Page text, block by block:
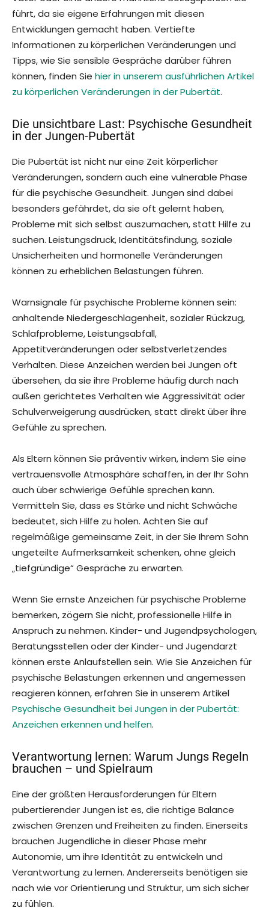
führt, da sie eigene Erfahrungen mit diesen
Entwicklungen gemacht haben. Vertiefte
Informationen zu körperlichen Veränderungen und
Tipps, wie Sie sensible Gespräche darüber führen
können, finden Sie hier in unserem ausführlichen Artikel
zu körperlichen Veränderungen in der Pubertät.
Die unsichtbare Last: Psychische Gesundheit
in der Jungen-Pubertät
Die Pubertät ist nicht nur eine Zeit körperlicher
Veränderungen, sondern auch eine vulnerable Phase
für die psychische Gesundheit. Jungen sind dabei
besonders gefährdet, da sie oft gelernt haben,
Probleme mit sich selbst auszumachen, statt Hilfe zu
suchen. Leistungsdruck, Identitätsfindung, soziale
Unsicherheiten und hormonelle Veränderungen
können zu erheblichen Belastungen führen.
Warnsignale für psychische Probleme können sein:
anhaltende Niedergeschlagenheit, sozialer Rückzug,
Schlafprobleme, Leistungsabfall,
Appetitveränderungen oder selbstverletzendes
Verhalten. Diese Anzeichen werden bei Jungen oft
übersehen, da sie ihre Probleme häufig durch nach
außen gerichtetes Verhalten wie Aggressivität oder
Schulverweigerung ausdrücken, statt direkt über ihre
Gefühle zu sprechen.
Als Eltern können Sie präventiv wirken, indem Sie eine
vertrauensvolle Atmosphäre schaffen, in der Ihr Sohn
auch über schwierige Gefühle sprechen kann.
Vermitteln Sie, dass es Stärke und nicht Schwäche
bedeutet, sich Hilfe zu holen. Achten Sie auf
regelmäßige gemeinsame Zeit, in der Sie Ihrem Sohn
ungeteilte Aufmerksamkeit schenken, ohne gleich
„tiefgründige“ Gespräche zu erwarten.
Wenn Sie ernste Anzeichen für psychische Probleme
bemerken, zögern Sie nicht, professionelle Hilfe in
Anspruch zu nehmen. Kinder- und Jugendpsychologen,
Beratungsstellen oder der Kinder- und Jugendarzt
können erste Anlaufstellen sein. Wie Sie Anzeichen für
psychische Belastungen erkennen und angemessen
reagieren können, erfahren Sie in unserem Artikel
Psychische Gesundheit bei Jungen in der Pubertät:
Anzeichen erkennen und helfen.
Verantwortung lernen: Warum Jungs Regeln
brauchen – und Spielraum
Eine der größten Herausforderungen für Eltern
pubertierender Jungen ist es, die richtige Balance
zwischen Grenzen und Freiheiten zu finden. Einerseits
brauchen Jugendliche in dieser Phase mehr
Autonomie, um ihre Identität zu entwickeln und
Verantwortung zu lernen. Andererseits benötigen sie
nach wie vor Orientierung und Struktur, um sich sicher
zu fühlen.